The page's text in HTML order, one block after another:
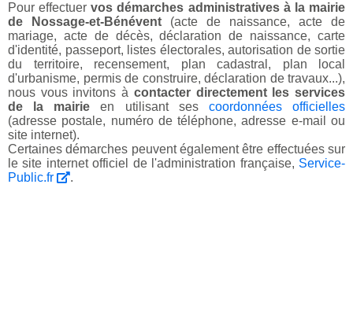
Pour effectuervos démarches administratives à la mairie
de Nossage-et-Bénévent (acte de naissance, acte de
mariage, acte de décès, déclaration de naissance, carte
d'identité, passeport, listes électorales, autorisation de sortie
du territoire, recensement, plan cadastral, plan local
d'urbanisme, permis de construire, déclaration de travaux...),
nous vous invitons à contacter directement les services
de la mairie en utilisant ses coordonnées officielles
(adresse postale, numéro de téléphone, adresse e-mail ou
site internet).
Certaines démarches peuvent également être effectuées sur
le site internet officiel de l'administration française, Service-
Public.fr
.